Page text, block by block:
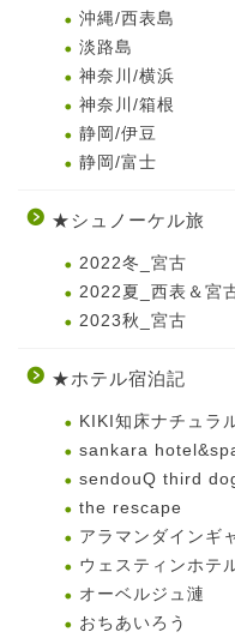
沖縄/西表島
淡路島
神奈川/横浜
神奈川/箱根
静岡/伊豆
静岡/富士
★シュノーケル旅
2022冬_宮古
2022夏_西表＆宮
2023秋_宮古
★ホテル宿泊記
KIKI知床ナチュラ
sankara
sendouQ third
the rescape
アラマンダインギ
ウェスティンホテ
オーベルジュ漣
おちあいろう